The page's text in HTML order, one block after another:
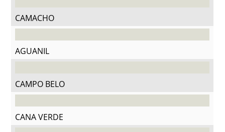
CAMACHO
AGUANIL
CAMPO BELO
CANA VERDE